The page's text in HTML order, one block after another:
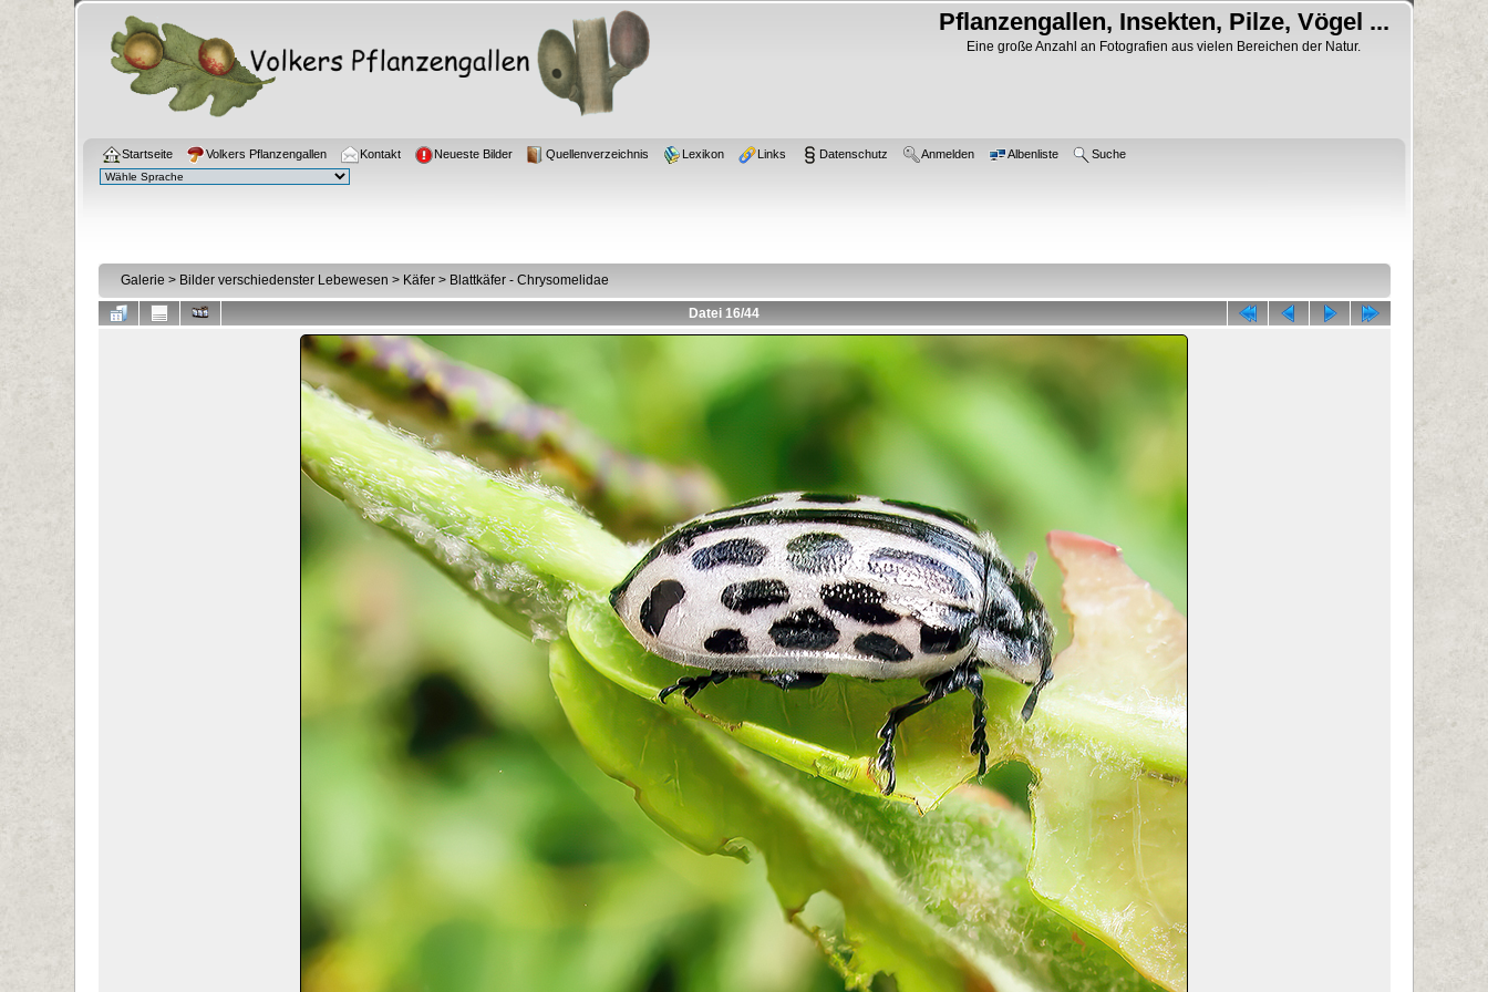
Pflanzengallen, Insekten, Pilze, Vögel ...
Eine große Anzahl an Fotografien aus vielen Bereichen der Natur.
Startseite Volkers Pflanzengallen Kontakt Neueste Bilder Quellenverzeichnis Lexikon Links Datenschutz Anmelden Albenliste Suche
Galerie > Bilder verschiedenster Lebewesen > Käfer> Blattkäfer - Chrysomelidae
Datei 16/44